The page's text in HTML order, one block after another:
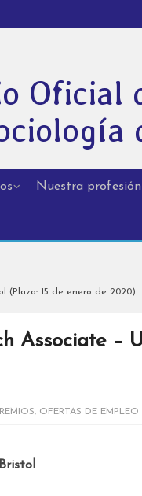
Oficial
Nuestra profesión
(Plazo: 15 de enero de 2020)
Associate –
, OFERTAS DE EMPLEO